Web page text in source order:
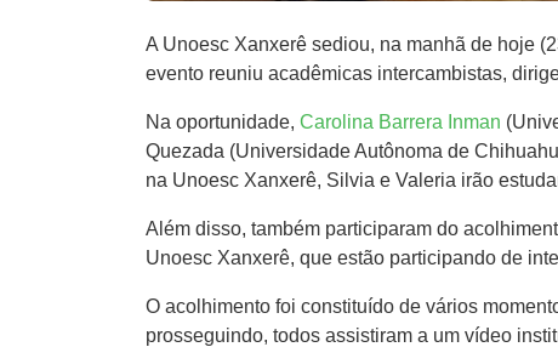
A Unoesc Xanxerê sediou, na manhã de hoje
evento reuniu acadêmicas intercambistas,
Na oportunidade, Carolina Barrera Inman
Quezada (Universidade Autônoma de
na Unoesc Xanxerê, Silvia e Valeria irão
Além disso, também participaram do
Unoesc Xanxerê, que estão participando de
O acolhimento foi constituído de vários
prosseguindo, todos assistiram a um vídeo